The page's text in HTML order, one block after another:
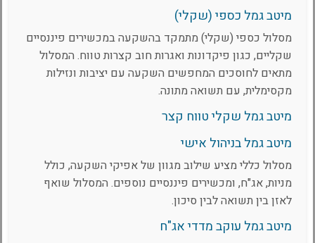
מיטב גמל כספי (שקלי)
מסלול כספי (שקלי) מתמקד בהשקעה במכשירים פיננסיים
שקליים, כגון פיקדונות ואגרות חוב קצרות טווח. המסלול
מתאים לחוסכים המחפשים השקעה עם יציבות ונזילות
מקסימלית, עם תשואה מתונה.
מיטב גמל שקלי טווח קצר
מיטב גמל בניהול אישי
מסלול כללי מציע שילוב מגוון של אפיקי השקעה, כולל
מניות, אג"ח, ומכשירים פיננסיים נוספים. המסלול שואף
לאזן בין תשואה לבין סיכון.
מיטב גמל עוקב מדדי אג"ח